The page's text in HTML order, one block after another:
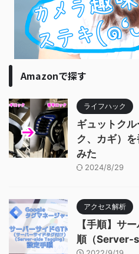
Amazonで探す
ライフハック
ギュットク
ク、カギ）
みた
2024/8/29
アクセス解析
【手順】サ
順（Server-